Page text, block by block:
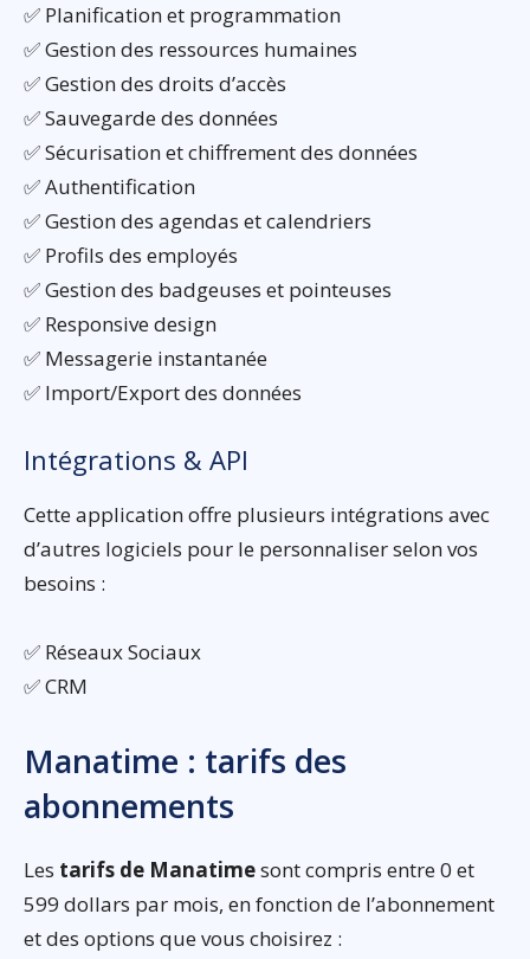
✅ Planification et programmation
✅ Gestion des ressources humaines
✅ Gestion des droits d’accès
✅ Sauvegarde des données
✅ Sécurisation et chiffrement des données
✅ Authentification
✅ Gestion des agendas et calendriers
✅ Profils des employés
✅ Gestion des badgeuses et pointeuses
✅ Responsive design
✅ Messagerie instantanée
✅ Import/Export des données
Intégrations & API
Cette application offre plusieurs intégrations avec
d’autres logiciels pour le personnaliser selon vos
besoins :
✅ Réseaux Sociaux
✅ CRM
Manatime : tarifs des
abonnements
Les tarifs de Manatimesont compris entre 0 et
599 dollars par mois, en fonction de l’abonnement
et des options que vous choisirez :